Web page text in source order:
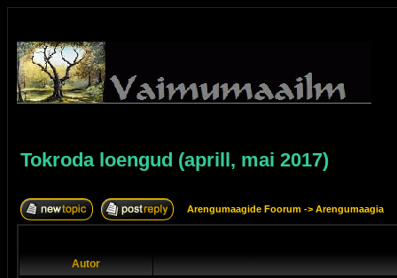
Tokroda loengud (aprill, mai 2017)
Arengumaagide Foorum -> Arengumaagia
Autor